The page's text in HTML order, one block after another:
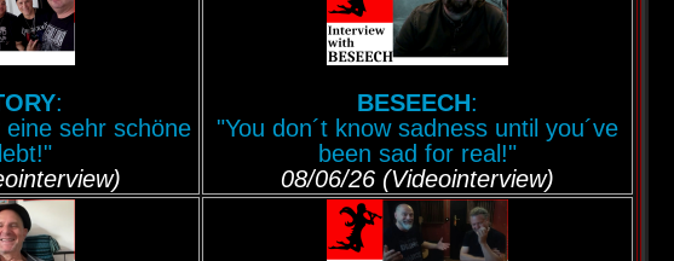
:
sehr schöne
BESEECH:
"You don´t know sadness until you´ve
been sad for real!"
08/06/26 (Videointerview)